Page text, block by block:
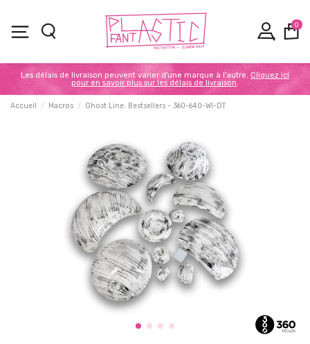
0
Les délais de livraison peuvent varier d'une marque à l'autre. Cliquez ici
pour en savoir plus sur les délais de livraison.
Accueil Macros Ghost Line: Bestsellers - 360-640-WI-DT